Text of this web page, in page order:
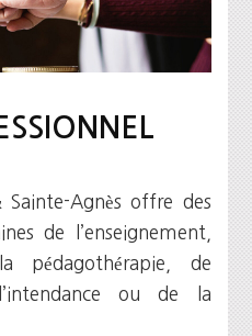
Sainte-Agnès offre des
de l’enseignement,
pédagothérapie, de
ou de la